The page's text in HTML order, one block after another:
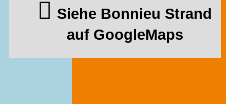
Siehe Bonnieu Strand
auf GoogleMaps